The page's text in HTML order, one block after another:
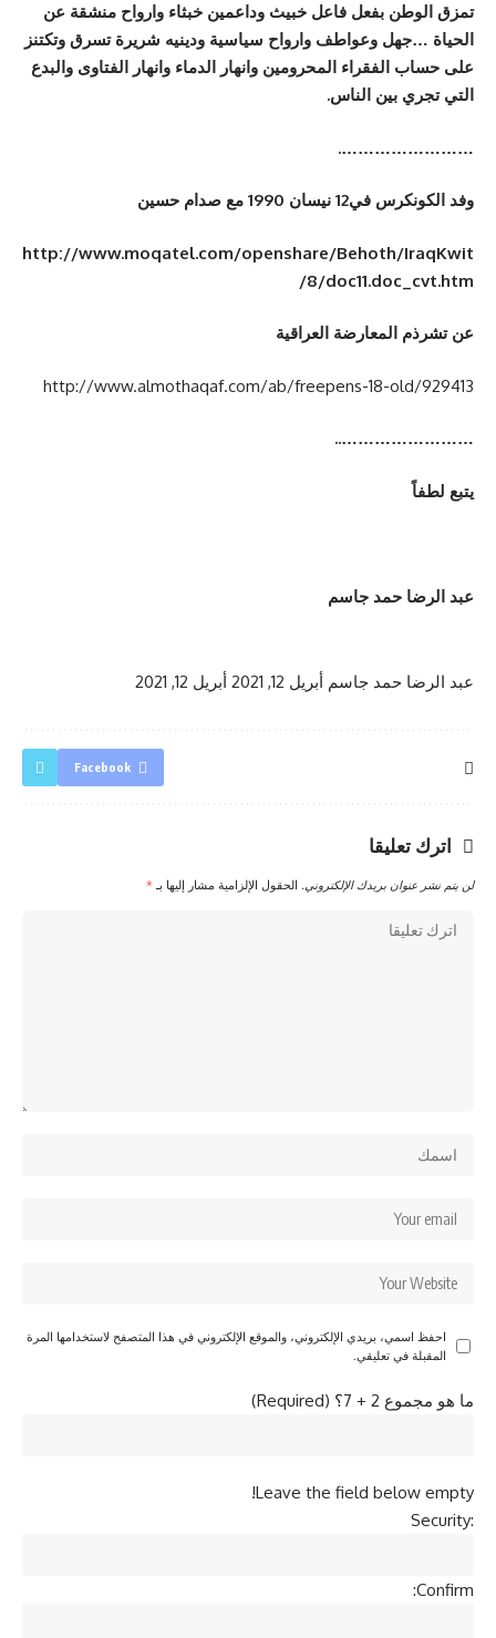
تمزق الوطن بفعل فاعل خبيث وداعمين خبثاء وارواح منشقة عن
الحياة …جهل وعواطف وارواح سياسية ودينيه شريرة تسرق وتكتنز
على حساب الفقراء المحرومين وانهار الدماء وانهار الفتاوى والبدع
التي تجري بين الناس.
…………………….
وفد الكونكرس في12 نيسان 1990 مع صدام حسين
http://www.moqatel.com/openshare/Behoth/IraqKwit
/8/doc11.doc_cvt.htm
عن تشرذم المعارضة العراقية
http://www.almothaqaf.com/ab/freepens-18-old/929413
……………………..
يتبع لطفاً
عبد الرضا حمد جاسم
عبد الرضا حمد جاسم أبريل 12, 2021 أبريل 12, 2021
Facebook
اترك تعليقا
لن يتم نشر عنوان بريدك الإلكتروني. الحقول الإلزامية مشار إليها بـ *
احفظ اسمي، بريدي الإلكتروني، والموقع الإلكتروني في هذا المتصفح لاستخدامها المرة
المقبلة في تعليقي.
ما هو مجموع 2 + 7؟ (Required)
Leave the field below empty!
Security:
Confirm: